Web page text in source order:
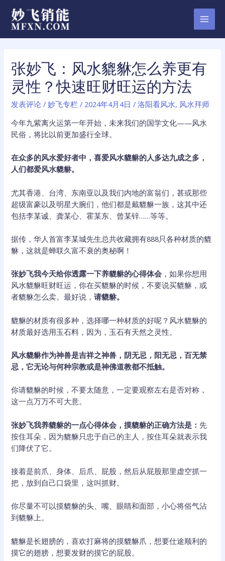
容
张妙飞：风水貔貅怎么养更有
灵性？快速旺财旺运的方法
发表评论 /妙飞专栏 / 2024年4月4日 /洛阳看风水, 风水拜师
今年九紫离火运第一年开始，未来我们的国学文化——风水
民俗，将比以前更加盛行全球。
在众多的风水爱好者中，喜爱风水貔貅的人多达九成之多，
人们都爱风水貔貅。
尤其香港、台湾、东南亚以及我们内地的富翁们，甚或那些
超级富豪以及明星大腕们，他们都是戴貔貅一族，这其中还
包括李某诚、龚某心、霍某东、曾某锌……等等。
据传，华人首富李某城先生总共收藏拥有888只各种材质的貔
貅，这就是蝉联久富不衰的奥秘啊！
张妙飞我今天给你透露一下养貔貅的心得体会 ，如果你想用
风水貔貅旺财旺运，你在买貔貅的时候，不要说买貔貅，或
者貔貅怎么卖。最好说，请貔貅。
貔貅的材质有很多种，选择哪一种材质的好呢？风水貔貅的
材质最好选用玉石料，因为，玉石有天然之灵性。
风水貔貅作为神兽是吉祥之神兽，阴无忌，阳无忌，百无禁
忌，它无论与何种宗教或是神佛道教都不抵触。
你请貔貅的时候，不要太随意，一定要观察左右是否对称，
这一点万万不可大意。
张妙飞我养貔貅的一点心得体会，摸貔貅的正确方法是： 先
按住耳朵，因为貔貅只忠于自己的主人，按住耳朵就表示我
们降伏了它。
接着是前爪、身体、后爪、屁股，然后从屁股那里虚空抓一
把，放到自己口袋里，这叫抓财。
你尽量不可以摸貔貅的头、嘴、眼睛和面部，小心将俗气沾
到貔貅上。
貔貅是长翅膀的，喜欢打麻将的摸貔貅爪，想要仕途顺利的
摸它的翅膀，想要发财的摸它的屁股。